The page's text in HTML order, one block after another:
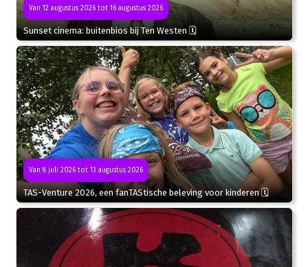
Van 12 augustus 2026 tot 16 augustus 2026
Sunset cinema: buitenbios bij Ten Westen 🗓
Van 8 juli 2026 tot 13 augustus 2026
TAS-Venture 2026, een fanTAStische beleving voor kinderen 🗓